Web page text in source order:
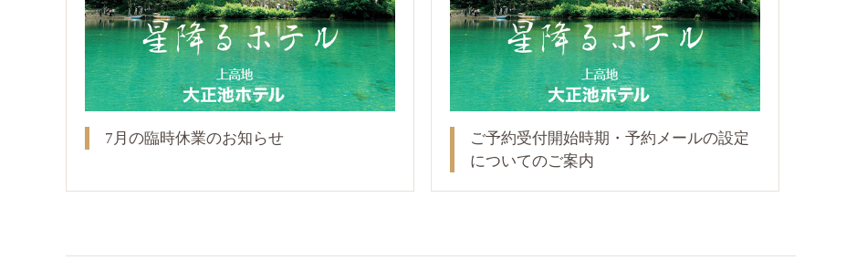
7月の臨時休業のお知らせ
ご予約受付開始時期・予約メールの設定
についてのご案内